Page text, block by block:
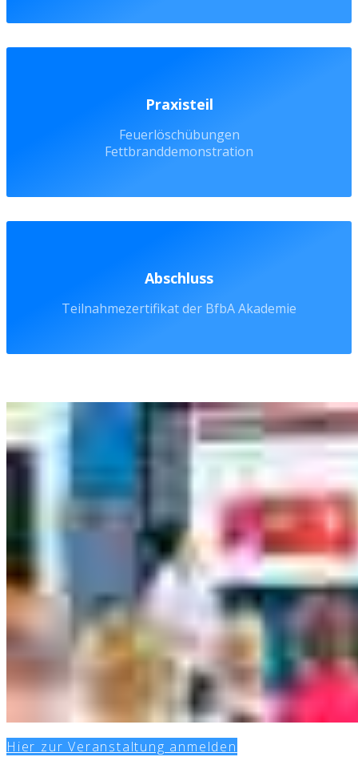
Praxisteil
Feuerlöschübungen
Fettbranddemonstration
Abschluss
Teilnahmezertifikat der BfbA Akademie
Hier zur Veranstaltung anmelden